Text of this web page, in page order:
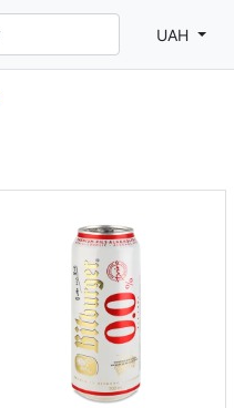
UAH